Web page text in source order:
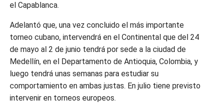
el Capablanca.
Adelantó que, una vez concluido el más importante
torneo cubano, intervendrá en el Continental que del 24
de mayo al 2 de junio tendrá por sede a la ciudad de
Medellín, en el Departamento de Antioquia, Colombia, y
luego tendrá unas semanas para estudiar su
comportamiento en ambas justas. En julio tiene previsto
intervenir en torneos europeos.